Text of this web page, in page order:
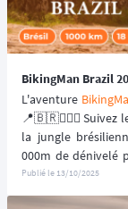
BikingMan Brazil
L'aventure
📍🇧🇷🚴🏼‍♂️ Suivez
la jungle
000m de dénivelé
moins de 120
Publié le 13/10/2025